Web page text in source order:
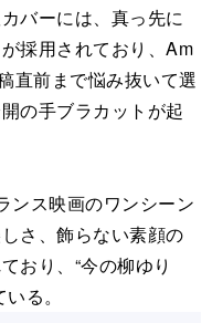
バーには、真っ先に
採用されており、Am
直前まで悩み抜いて選
の手ブラカットが起
ンス映画のワンシーン
さ、飾らない素顔の
おり、“今の柳ゆり
る。